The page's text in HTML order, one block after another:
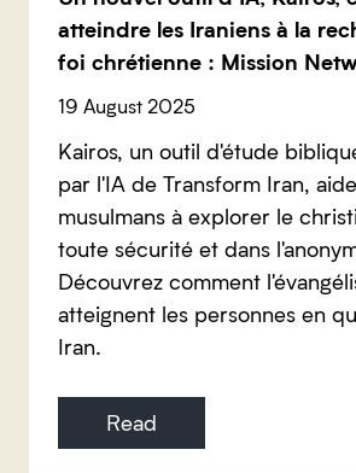
atteindre les Iraniens à la
foi chrétienne : Mission
19 August 2025
Kairos, un outil d'étude
par l'IA de Transform Iran,
musulmans à explorer le
toute sécurité et dans
Découvrez comment
atteignent les personnes en
Iran.
Read